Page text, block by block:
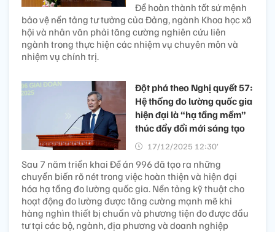
Để hoàn thành tốt sứ mệnh
bảo vệ nền tảng tư tưởng của Đảng, ngành Khoa học xã
hội và nhân văn phải tăng cường nghiên cứu liên
ngành trong thực hiện các nhiệm vụ chuyên môn và
nhiệm vụ chính trị.
Đột phá theo Nghị quyết 57:
Hệ thống đo lường quốc gia
hiện đại là “hạ tầng mềm”
thúc đẩy đổi mới sáng tạo
17/12/2025 12:30’
Sau 7 năm triển khai Đề án 996 đã tạo ra những
chuyển biến rõ nét trong việc hoàn thiện và hiện đại
hóa hạ tầng đo lường quốc gia. Nền tảng kỹ thuật cho
hoạt động đo lường được tăng cường mạnh mẽ khi
hàng nghìn thiết bị chuẩn và phương tiện đo được đầu
tư tại các bộ, ngành, địa phương và doanh nghiệp